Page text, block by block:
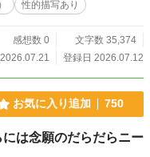
性的描写あり
感想数 0
文字数 35,374
登録日 2026.07.12
お気に入り追加 750
には念願のだらだらニー